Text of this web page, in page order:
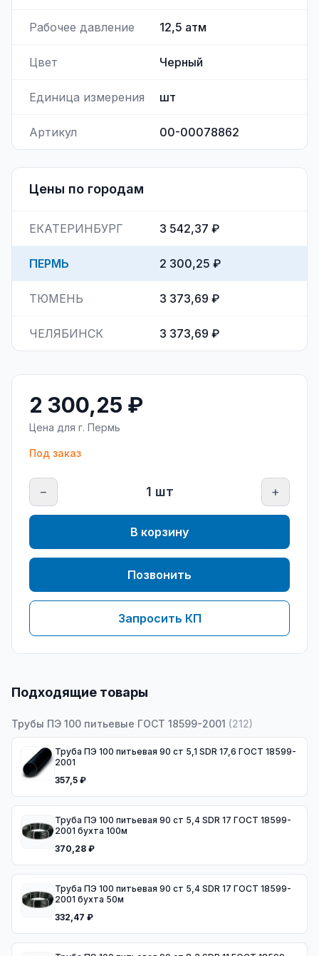
Рабочее давление 12,5 атм
Цвет Черный
Единица измерения шт
Артикул 00-00078862
Цены по городам
ЕКАТЕРИНБУРГ 3 542,37 ₽
ПЕРМЬ 2 300,25 ₽
ТЮМЕНЬ 3 373,69 ₽
ЧЕЛЯБИНСК 3 373,69 ₽
2 300,25 ₽
Цена для г. Пермь
Под заказ
− 1 шт +
В корзину
Позвонить
Запросить КП
Подходящие товары
Трубы ПЭ 100 питьевые ГОСТ 18599-2001 (212)
Труба ПЭ 100 питьевая 90 ст 5,1 SDR 17,6 ГОСТ 18599-
2001
357,5 ₽
Труба ПЭ 100 питьевая 90 ст 5,4 SDR 17 ГОСТ 18599-
2001 бухта 100м
370,28 ₽
Труба ПЭ 100 питьевая 90 ст 5,4 SDR 17 ГОСТ 18599-
2001 бухта 50м
332,47 ₽